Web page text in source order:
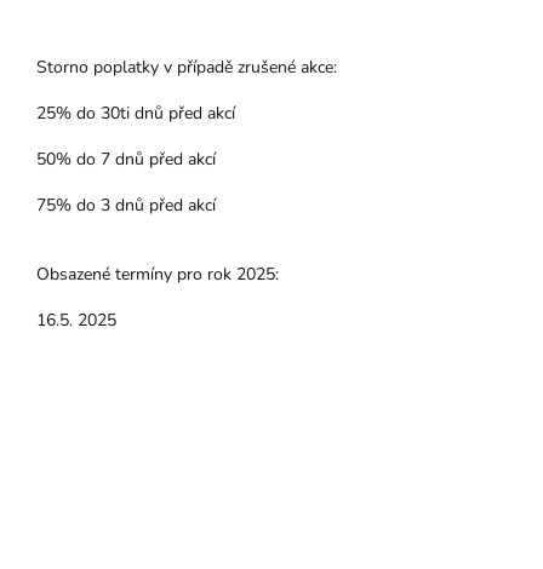
Storno poplatky v případě zrušené akce:
25% do 30ti dnů před akcí
50% do 7 dnů před akcí
75% do 3 dnů před akcí
Obsazené termíny pro rok 2025:
16.5. 2025